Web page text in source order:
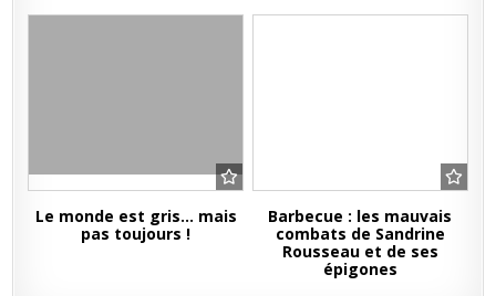
Le monde est gris… mais
pas toujours !
Barbecue : les mauvais
combats de Sandrine
Rousseau et de ses
épigones